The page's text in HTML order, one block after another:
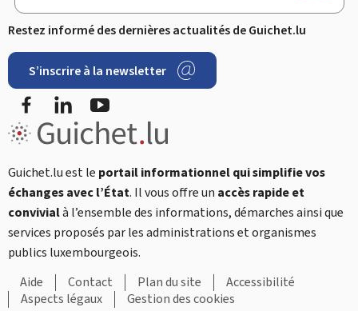
Restez informé des dernières actualités de Guichet.lu
S’inscrire à la newsletter
FacebookLinkedIn
Guichet.lu est le portail informationnel qui simplifie vos
échanges avec l’État. Il vous offre un accès rapide et
convivialà l’ensemble des informations, démarches ainsi que
services proposés par les administrations et organismes
publics luxembourgeois.
Aide
Contact Plan du site
Accessibilité
Aspects légaux
Gestion des cookies